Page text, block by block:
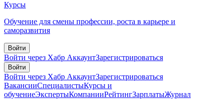
Курсы
Обучение для смены профессии, роста в карьере и
саморазвития
Войти
Войти через Хабр АккаунтЗарегистрироваться
Войти
Войти через Хабр АккаунтЗарегистрироваться
ВакансииСпециалистыКурсы и
обучениеЭкспертыКомпанииРейтингЗарплатыЖурнал